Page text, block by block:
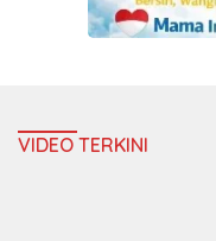
VIDEO TERKINI